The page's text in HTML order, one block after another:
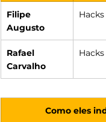
Filipe
Augusto
Hacks
Rafael
Carvalho
Hacks
Como eles